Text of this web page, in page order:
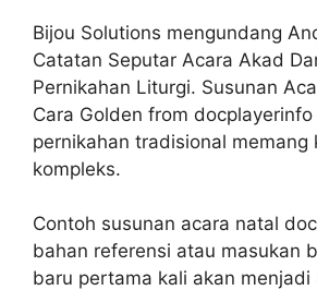
Bijou Solutions mengundang
Catatan Seputar Acara Akad
Pernikahan Liturgi. Susunan
Cara Golden from docplayerinfo
pernikahan tradisional memang
kompleks.
Contoh susunan acara natal
bahan referensi atau masukan
baru pertama kali akan menjadi